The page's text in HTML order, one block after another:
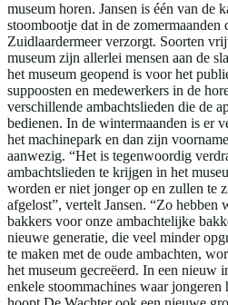
museum horen. Jansen is één van de
stoombootje dat in de zomermaanden
Zuidlaardermeer verzorgt. Soorten
museum zijn allerlei mensen aan de
het museum geopend is voor het
suppoosten en medewerkers in de
verschillende ambachtslieden die de
bedienen. In de wintermaanden is er
het machinepark en dan zijn
aanwezig. “Het is tegenwoordig
ambachtslieden te krijgen in het
worden er niet jonger op en zullen te
afgelost”, vertelt Jansen. “Zo hebben
bakkers voor onze ambachtelijke
nieuwe generatie, die veel minder
te maken met de oude ambachten,
het museum gecreëerd. In een nieuw
enkele stoommachines waar